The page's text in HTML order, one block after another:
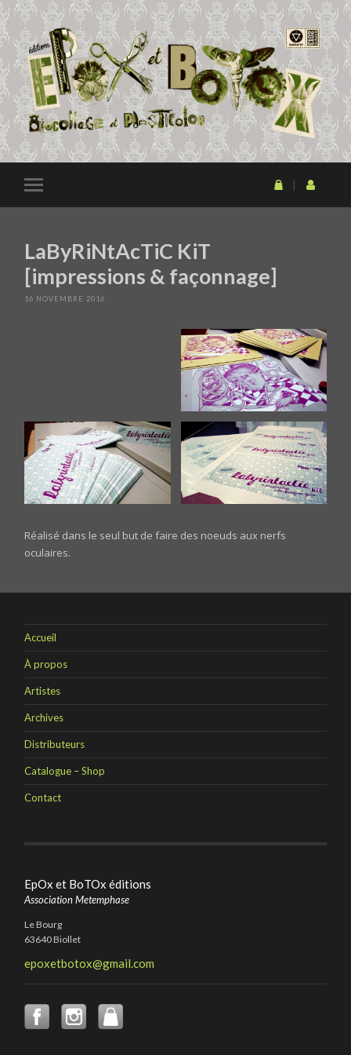
LaByRiNtAcTiC KiT
[impressions & façonnage]
16 NOVEMBRE 2016
Réalisé dans le seul but de faire des noeuds aux nerfs
oculaires.
Accueil
À propos
Artistes
Archives
Distributeurs
Catalogue – Shop
Contact
EpOx et BoTOx éditions
Association Metemphase
Le Bourg
63640 Biollet
epoxetbotox@gmail.com